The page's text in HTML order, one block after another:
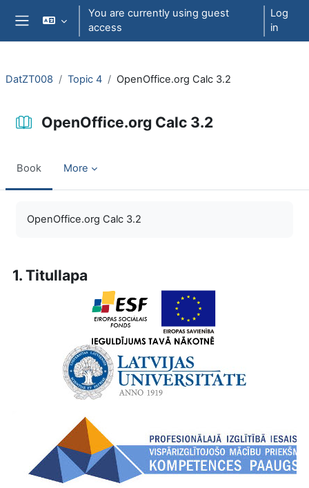
Skip to main content
You are currently using guest
access
Log
in
DatZT008 Topic 4 OpenOffice.org Calc 3.2
OpenOffice.org Calc 3.2
Book More
OpenOffice.org Calc 3.2
1. Titullapa